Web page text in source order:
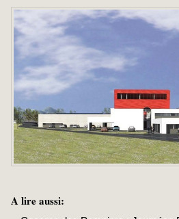
A lire aussi: